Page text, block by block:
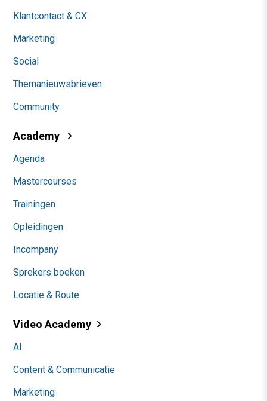
Klantcontact & CX
Marketing
Social
Themanieuwsbrieven
Community
Academy
Agenda
Mastercourses
Trainingen
Opleidingen
Incompany
Sprekers boeken
Locatie & Route
Video Academy
AI
Content & Communicatie
Marketing